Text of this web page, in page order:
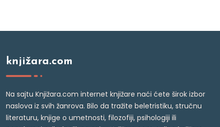
knjižara.com
Na sajtu Knjižara.com internet knjižare naći ćete širok izbor
naslova iz svih žanrova. Bilo da tražite beletristiku, stručnu
literaturu, knjige o umetnosti, filozofiji, psihologiji ili